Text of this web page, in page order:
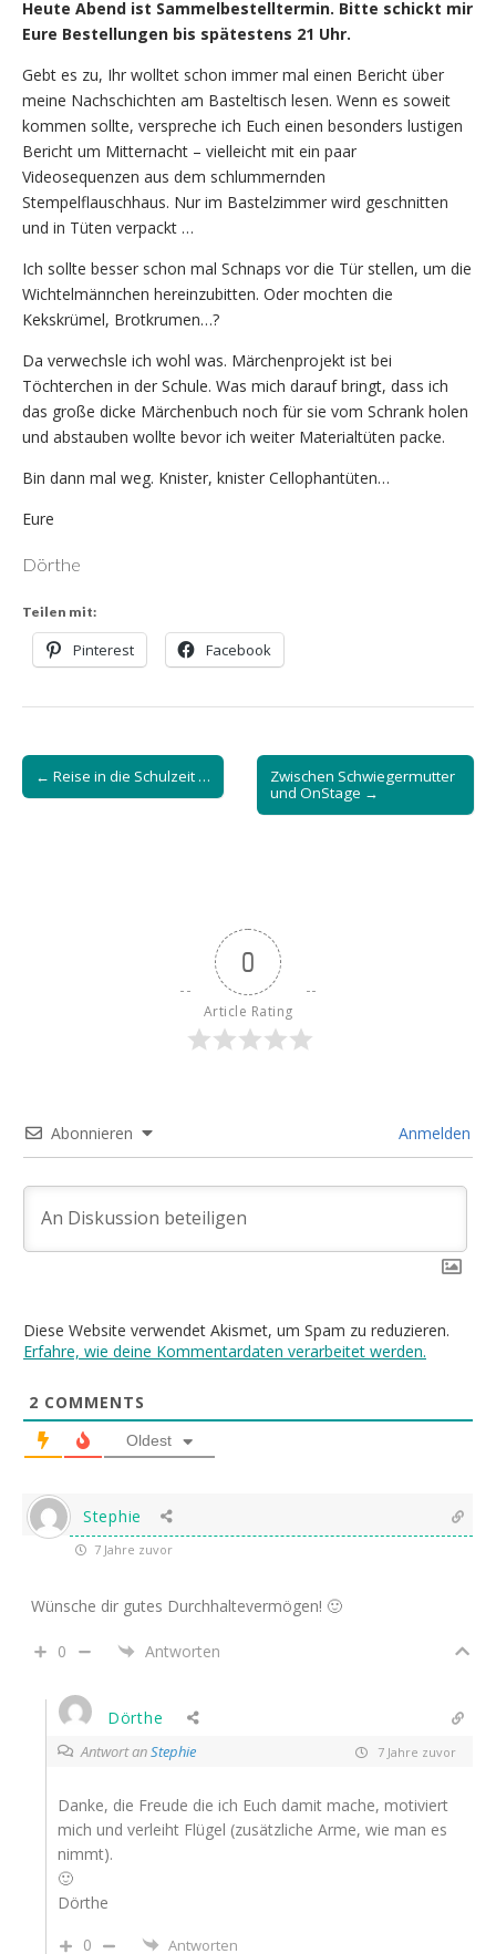
Heute Abend ist Sammelbestelltermin. Bitte schickt mir
Eure Bestellungen bis spätestens 21 Uhr.
Gebt es zu, Ihr wolltet schon immer mal einen Bericht über
meine Nachschichten am Basteltisch lesen. Wenn es soweit
kommen sollte, verspreche ich Euch einen besonders lustigen
Bericht um Mitternacht – vielleicht mit ein paar
Videosequenzen aus dem schlummernden
Stempelflauschhaus. Nur im Bastelzimmer wird geschnitten
und in Tüten verpackt …
Ich sollte besser schon mal Schnaps vor die Tür stellen, um die
Wichtelmännchen hereinzubitten. Oder mochten die
Kekskrümel, Brotkrumen…?
Da verwechsle ich wohl was. Märchenprojekt ist bei
Töchterchen in der Schule. Was mich darauf bringt, dass ich
das große dicke Märchenbuch noch für sie vom Schrank holen
und abstauben wollte bevor ich weiter Materialtüten packe.
Bin dann mal weg. Knister, knister Cellophantüten…
Eure
Dörthe
Teilen mit:
Pinterest Facebook
Post
navigation
← Reise in die Schulzeit …
Zwischen Schwiegermutter
und OnStage →
0
Article Rating
Abonnieren Anmelden
Diese Website verwendet Akismet, um Spam zu reduzieren.
Erfahre, wie deine Kommentardaten verarbeitet werden.
2 COMMENTS
Oldest
Stephie
7 Jahre zuvor
Wünsche dir gutes Durchhaltevermögen! 🙂
0 Antworten
Dörthe
Antwort anStephie 7 Jahre zuvor
Danke, die Freude die ich Euch damit mache, motiviert
mich und verleiht Flügel (zusätzliche Arme, wie man es
nimmt).
🙂
Dörthe
0
Antworten